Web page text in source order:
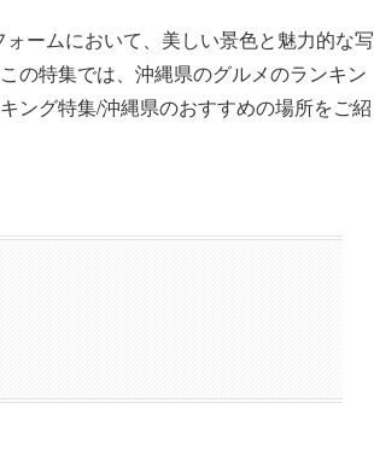
ームにおいて、美しい景色と魅力的な写
の特集では、沖縄県のグルメのランキン
ング特集/沖縄県のおすすめの場所をご紹